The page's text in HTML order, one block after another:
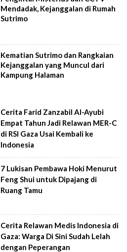
Mendadak, Kejanggalan di Rumah
Sutrimo
Kematian Sutrimo dan Rangkaian
Kejanggalan yang Muncul dari
Kampung Halaman
Cerita Farid Zanzabil Al-Ayubi
Empat Tahun Jadi Relawan MER-C
di RSI Gaza Usai Kembali ke
Indonesia
7 Lukisan Pembawa Hoki Menurut
Feng Shui untuk Dipajang di
Ruang Tamu
Cerita Relawan Medis Indonesia di
Gaza: Warga Di Sini Sudah Lelah
dengan Peperangan